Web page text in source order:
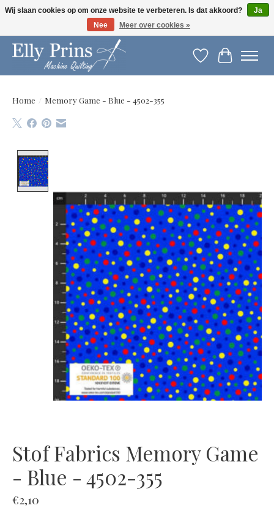
Let op: gewijzigde openingstijden!
Verlanglijst
Home / Memory Game - Blue - 4502-355
Stof Fabrics Memory Game
- Blue - 4502-355
€2,10
Wij slaan cookies op om onze website te verbeteren. Is dat akkoord?
Ja
Nee
Meer over cookies »